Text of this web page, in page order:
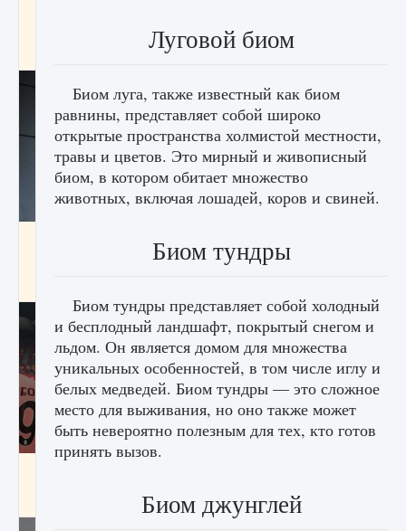
2 711 0 0
2 064 0 1
Луговой биом
Биом луга, также известный как биом
равнины, представляет собой широко
открытые пространства холмистой местности,
травы и цветов. Это мирный и живописный
биом, в котором обитает множество
животных, включая лошадей, коров и свиней.
Биом тундры
Биом тундры представляет собой холодный
и бесплодный ландшафт, покрытый снегом и
льдом. Он является домом для множества
уникальных особенностей, в том числе иглу и
белых медведей. Биом тундры — это сложное
место для выживания, но оно также может
быть невероятно полезным для тех, кто готов
принять вызов.
Биом джунглей